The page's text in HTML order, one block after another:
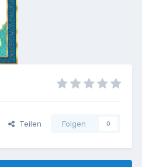
Teilen Folgen 0